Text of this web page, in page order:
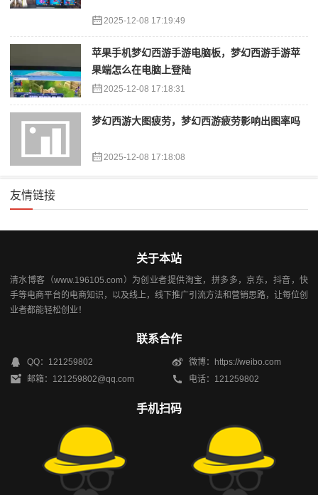
2025-12-08 17:19:49
苹果手机梦幻西游手游电脑板，梦幻西游手游苹
果端怎么在电脑上登陆
2025-12-08 17:18:31
梦幻西游大图疲劳，梦幻西游疲劳影响出图率吗
2025-12-08 17:18:08
友情链接
关于本站
清水博客（www.196105.com）为创业者提供淘宝，拼多多，京东，抖音，快
手等电商平台的电商知识，以及线上，线下推广引流方法和营销思路，让每位创
业者都能轻松创业！
联系合作
QQ：121259802
微博：https://weibo.com
邮箱：121259802@qq.com
电话：121259802
手机扫码